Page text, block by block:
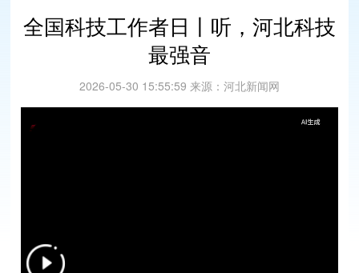
全国科技工作者日丨听，河北科技
最强音
2026-05-30 15:55:59 来源： 河北新闻网